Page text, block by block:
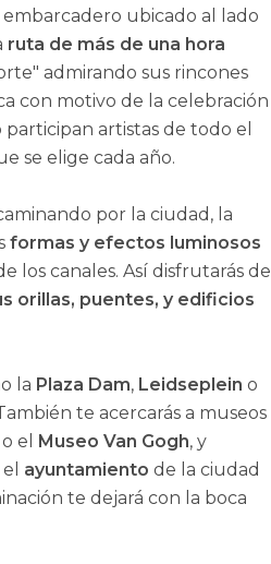
ubicado al lado
ruta de más de una hora
admirando sus rincones
con motivo de la celebración
participan artistas de todo el
se elige cada año.
por la ciudad, la
formas y efectos luminosos
los canales. Así disfrutarás de
orillas, puentes, y edificios
la Plaza Dam, Leidseplein o
te acercarás a museos
o el Museo Van Gogh, y
el ayuntamiento de la ciudad
te dejará con la boca